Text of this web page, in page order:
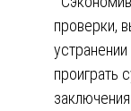
проверки,
проиграть
заключения.